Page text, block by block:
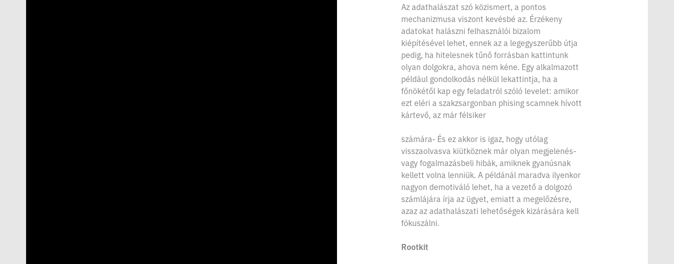
Az adathalászat szó közismert, a pontos
mechanizmusa viszont kevésbé az. Érzékeny
adatokat halászni felhasználói bizalom
kiépítésével lehet, ennek az a legegyszerűbb útja
pedig, ha hitelesnek tűnő forrásban kattintunk
olyan dolgokra, ahova nem kéne. Egy alkalmazott
például gondolkodás nélkül lekattintja, ha a
főnökétől kap egy feladatról szóló levelet: amikor
ezt eléri a szakzsargonban phising scamnek hívott
kártevő, az már félsiker
számára- És ez akkor is igaz, hogy utólag
visszaolvasva kiütköznek már olyan megjelenés-
vagy fogalmazásbeli hibák, amiknek gyanúsnak
kellett volna lenniük. A példánál maradva ilyenkor
nagyon demotiváló lehet, ha a vezető a dolgozó
számlájára írja az ügyet, emiatt a megelőzésre,
azaz az adathalászati lehetőségek kizárására kell
fókuszálni.
Rootkit